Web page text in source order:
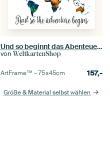
Und so beginnt das Abenteuer - Weltkarte in Aquarell
von WeltkartenShop
ArtFrame™ –75×45cm 157,-
Größe & Material selbst wählen